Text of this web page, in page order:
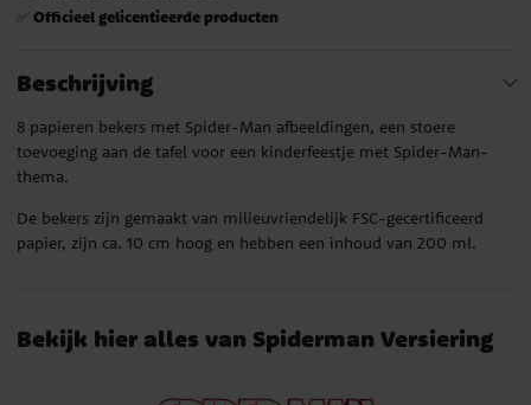
✅ Officieel gelicentieerde producten
Beschrijving
8 papieren bekers met Spider-Man afbeeldingen, een stoere
toevoeging aan de tafel voor een kinderfeestje met Spider-Man-
thema.
De bekers zijn gemaakt van milieuvriendelijk FSC-gecertificeerd
papier, zijn ca. 10 cm hoog en hebben een inhoud van 200 ml.
Bekijk hier alles van Spiderman Versiering